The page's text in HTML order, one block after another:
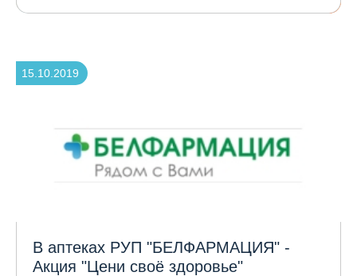
В аптеках РУП "БЕЛФАРМАЦИЯ" -
Акция "Цени своё здоровье"
15.10.2019